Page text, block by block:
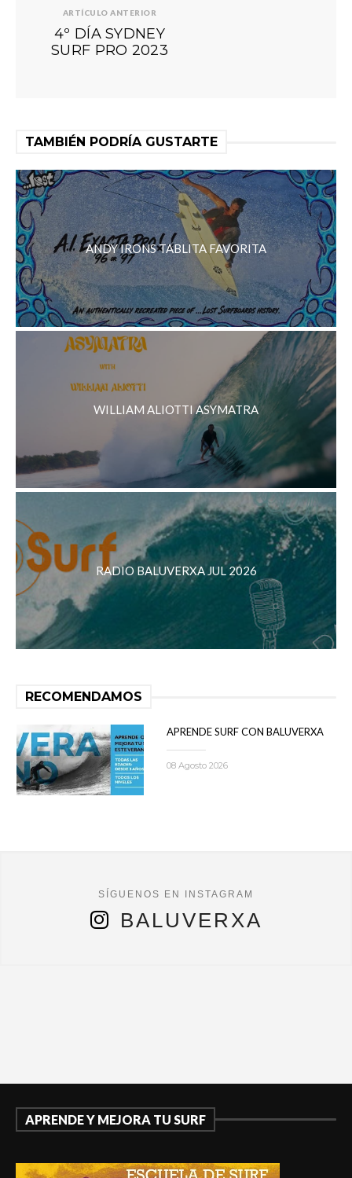
ARTÍCULO ANTERIOR
4º DÍA SYDNEY
SURF PRO 2023
TAMBIÉN PODRÍA GUSTARTE
ANDY IRONS TABLITA FAVORITA
WILLIAM ALIOTTI ASYMATRA
RADIO BALUVERXA JUL 2026
RECOMENDAMOS
APRENDE SURF CON BALUVERXA
08 Agosto 2026
BALUVERXA
APRENDE Y MEJORA TU SURF